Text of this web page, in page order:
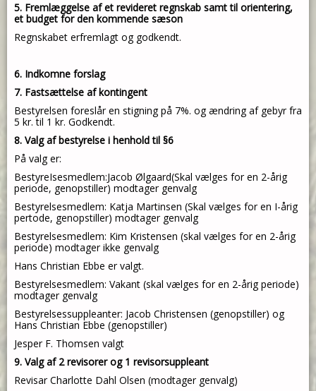
5. Fremlæggelse af et revideret regnskab samt til orientering,
et budget for den kommende sæson
Regnskabet erfremlagt og godkendt.
6. Indkomne forslag
7. Fastsættelse af kontingent
Bestyrelsen foreslår en stigning på 7%. og ændring af gebyr fra
5 kr. til 1 kr. Godkendt.
8. Valg af bestyrelse i henhold til §6
På valg er:
BestyreIsesmedlem:Jacob Ølgaard(Skal vælges for en 2-årig
periode, genopstiller) modtager genvalg
Bestyrelsesmedlem: Katja Martinsen (Skal vælges for en I-årig
pertode, genopstiller) modtager genvalg
Bestyrelsesmedlem: Kim Kristensen (skal vælges for en 2-årig
periode) modtager ikke genvalg
Hans Christian Ebbe er valgt.
Bestyrelsesmedlem: Vakant (skal vælges for en 2-årig periode)
modtager genvalg
Bestyrelsessuppleanter: Jacob Christensen (genopstiller) og
Hans Christian Ebbe (genopstiller)
Jesper F. Thomsen valgt
9. Valg af 2 revisorer og 1 revisorsuppleant
Revisar Charlotte Dahl Olsen (modtager genvalg)